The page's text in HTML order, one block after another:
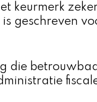
keurmerk
geschreven
die